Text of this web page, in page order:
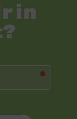
in